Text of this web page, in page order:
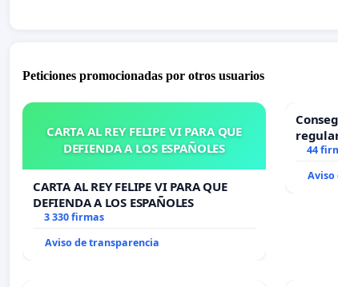
Peticiones promocionadas por otros usuarios
CARTA AL REY FELIPE VI PARA QUE
DEFIENDA A LOS ESPAÑOLES
CARTA AL REY FELIPE VI PARA QUE
DEFIENDA A LOS ESPAÑOLES
3 330 firmas
Aviso de transparencia
44
Aviso